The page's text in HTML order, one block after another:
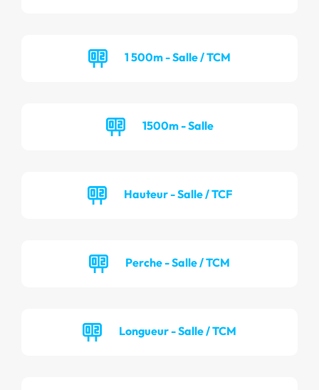
1 500m - Salle / TCM
1500m - Salle
Hauteur - Salle / TCF
Perche - Salle / TCM
Longueur - Salle / TCM